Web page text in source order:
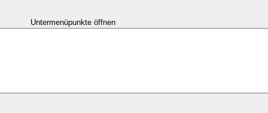
Untermenüpunkte öffnen